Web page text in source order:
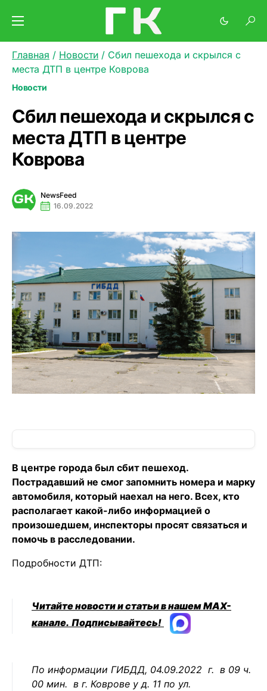
Главная / Новости / Сбил пешехода и скрылся с
места ДТП в центре Коврова
Новости
Сбил пешехода и скрылся с
места ДТП в центре
Коврова
NewsFeed
16.09.2022
В центре города был сбит пешеход.
Пострадавший не смог запомнить номера и марку
автомобиля, который наехал на него. Всех, кто
располагает какой-либо информацией о
произошедшем, инспекторы просят связаться и
помочь в расследовании.
Подробности ДТП:
Читайте новости и статьи в нашем MAX-
канале. Подписывайтесь!
По информации ГИБДД, 04.09.2022 г. в 09 ч.
00 мин. в г. Коврове у д. 11 по ул.